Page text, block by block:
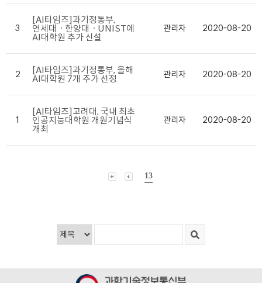
3
[AI타임즈]과기정통부,
연세대ㆍ한양대ㆍUNIST에
AI대학원 추가 신설
관리자 2020-08-20
2
[AI타임즈]과기정통부, 올해
AI대학원 7개 추가 선정
관리자 2020-08-20
1
[AI타임즈]고려대, 국내 최초
인공지능대학원 개원기념식
개최
관리자 2020-08-20
13